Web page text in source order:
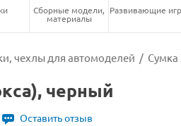
Сборные модели,
материалы
Развивающие
чехлы для автомоделей / Сумка
черный
Оставить отзыв